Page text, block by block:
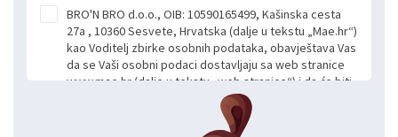
BRO'N BRO d.o.o., OIB: 10590165499, Kašinska cesta
27a , 10360 Sesvete, Hrvatska (dalje u tekstu „Mae.hr“)
kao Voditelj zbirke osobnih podataka, obavještava Vas
da se Vaši osobni podaci dostavljaju sa web stranice
www.mae.hr (dalje u tekstu „web stranice“) i da će biti
obrađeni. Prihvaćanjem ove Izjave smatra se da
slobodno i izričito dajete privolu za prikupljanje i daljnju
obradu Vaših osobnih podataka koje ustupate Mae.hr